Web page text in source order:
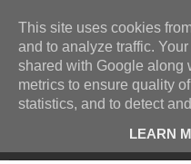
Στις φυλακές 4
ΚΕΝΤΡΙΚΗ ΑΝΑ
ΕΙΔΗΣΕΙΣ ΑΝΑ ΠΕΡΙΟΧΗ
ΠΡΟΣΦΑΤΑ ΝΕΑ
Ν. ΣΕΡΡΩΝ
This site uses cookies
and to analyze traffic.
shared with Google along
metrics to ensure quality
statistics, and to detect
LEARN